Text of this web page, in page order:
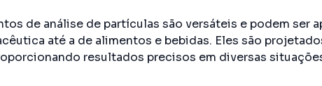
de análise de partículas são versáteis e podem ser
até a de alimentos e bebidas. Eles são
resultados precisos em diversas